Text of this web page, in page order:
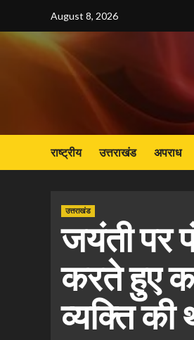
content
August 8, 2026
राष्ट्रीय उत्तराखंड अपराध
उत्तराखंड
जयंती पर
करते हुए
व्यक्ति की